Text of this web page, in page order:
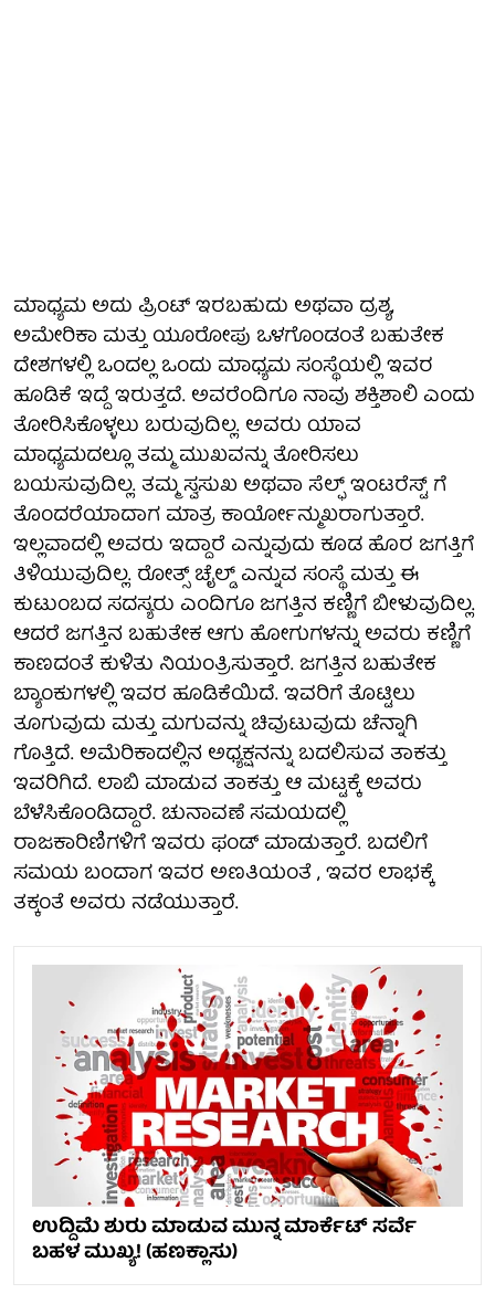
ಮಾಧ್ಯಮ ಅದು ಪ್ರಿಂಟ್ ಇರಬಹುದು ಅಥವಾ ದ್ರಶ್ಯ,
ಅಮೇರಿಕಾ ಮತ್ತು ಯೂರೋಪು ಒಳಗೊಂಡಂತೆ ಬಹುತೇಕ
ದೇಶಗಳಲ್ಲಿ ಒಂದಲ್ಲ ಒಂದು ಮಾಧ್ಯಮ ಸಂಸ್ಥೆಯಲ್ಲಿ ಇವರ
ಹೂಡಿಕೆ ಇದ್ದೆ ಇರುತ್ತದೆ. ಅವರೆಂದಿಗೂ ನಾವು ಶಕ್ತಿಶಾಲಿ ಎಂದು
ತೋರಿಸಿಕೊಳ್ಳಲು ಬರುವುದಿಲ್ಲ. ಅವರು ಯಾವ
ಮಾಧ್ಯಮದಲ್ಲೂ ತಮ್ಮ ಮುಖವನ್ನು ತೋರಿಸಲು
ಬಯಸುವುದಿಲ್ಲ. ತಮ್ಮ ಸ್ವಸುಖ ಅಥವಾ ಸೆಲ್ಫ್ ಇಂಟರೆಸ್ಟ್ ಗೆ
ತೊಂದರೆಯಾದಾಗ ಮಾತ್ರ ಕಾರ್ಯೋನ್ಮುಖರಾಗುತ್ತಾರೆ.
ಇಲ್ಲವಾದಲ್ಲಿ ಅವರು ಇದ್ದಾರೆ ಎನ್ನುವುದು ಕೂಡ ಹೊರ ಜಗತ್ತಿಗೆ
ತಿಳಿಯುವುದಿಲ್ಲ. ರೋತ್ಸ್ ಚೈಲ್ಡ್ ಎನ್ನುವ ಸಂಸ್ಥೆ ಮತ್ತು ಈ
ಕುಟುಂಬದ ಸದಸ್ಯರು ಎಂದಿಗೂ ಜಗತ್ತಿನ ಕಣ್ಣಿಗೆ ಬೀಳುವುದಿಲ್ಲ.
ಆದರೆ ಜಗತ್ತಿನ ಬಹುತೇಕ ಆಗು ಹೋಗುಗಳನ್ನು ಅವರು ಕಣ್ಣಿಗೆ
ಕಾಣದಂತೆ ಕುಳಿತು ನಿಯಂತ್ರಿಸುತ್ತಾರೆ. ಜಗತ್ತಿನ ಬಹುತೇಕ
ಬ್ಯಾಂಕುಗಳಲ್ಲಿ ಇವರ ಹೂಡಿಕೆಯಿದೆ. ಇವರಿಗೆ ತೊಟ್ಟಿಲು
ತೂಗುವುದು ಮತ್ತು ಮಗುವನ್ನು ಚಿವುಟುವುದು ಚೆನ್ನಾಗಿ
ಗೊತ್ತಿದೆ. ಅಮೆರಿಕಾದಲ್ಲಿನ ಅಧ್ಯಕ್ಷನನ್ನು ಬದಲಿಸುವ ತಾಕತ್ತು
ಇವರಿಗಿದೆ. ಲಾಬಿ ಮಾಡುವ ತಾಕತ್ತು ಆ ಮಟ್ಟಕ್ಕೆ ಅವರು
ಬೆಳೆಸಿಕೊಂಡಿದ್ದಾರೆ. ಚುನಾವಣೆ ಸಮಯದಲ್ಲಿ
ರಾಜಕಾರಿಣಿಗಳಿಗೆ ಇವರು ಫಂಡ್ ಮಾಡುತ್ತಾರೆ. ಬದಲಿಗೆ
ಸಮಯ ಬಂದಾಗ ಇವರ ಅಣತಿಯಂತೆ , ಇವರ ಲಾಭಕ್ಕೆ
ತಕ್ಕಂತೆ ಅವರು ನಡೆಯುತ್ತಾರೆ.
ಉದ್ದಿಮೆ ಶುರು ಮಾಡುವ ಮುನ್ನ ಮಾರ್ಕೆಟ್ ಸರ್ವೆ
ಬಹಳ ಮುಖ್ಯ! (ಹಣಕ್ಲಾಸು)